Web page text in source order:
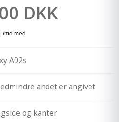
DKK
A02s
andet er angivet
og kanter